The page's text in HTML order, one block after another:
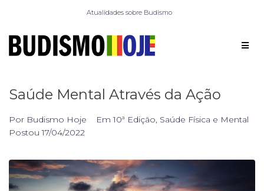
Atualidades sobre Budismo
Saúde Mental Através da Ação
Por Budismo Hoje Em10ª Edição, Saúde Física e Mental
Postou17/04/2022